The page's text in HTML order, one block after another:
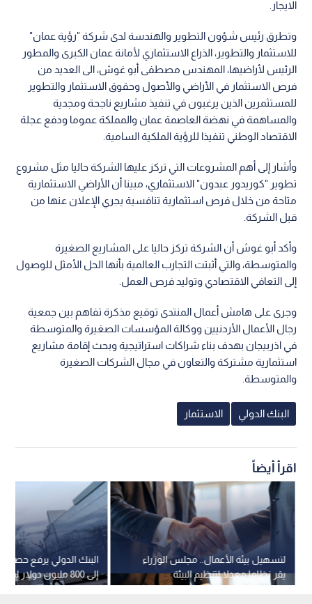
الايجار.
وتطرق رئيس شؤون التطوير والهندسة لدى شركة "رؤية عمان"
للاستثمار والتطوير، الذراع الاستثماري لأمانة عمان الكبرى والمطور
الرئيس لأراضيها، المهندس مصطفى أبو غوش، الى العديد من
فرص الاستثمار في الأراضي والأصول وحقوق الاستثمار والتطوير
للمستثمرين الذين يرغبون في تنفيذ مشاريع ناجحة ومجدية
والمساهمة في نهضة العاصمة عمان والمملكة عموما ودفع عجلة
الاقتصاد الوطني تنفيذا للرؤية الملكية السامية.
وأشار إلى أهم المشروعات التي تركز عليها الشركة حاليا مثل مشروع
تطوير "كوريدور عبدون" الاستثماري، مبينا أن الأراضي الاستثمارية
متاحة من خلال فرص استثمارية تنافسية يجري الإعلان عنها من
قبل الشركة.
وأكد أبو غوش أن الشركة تركز حاليا على المشاريع الصغيرة
والمتوسطة، والتي أثبتت التجارب العالمية بأنها الحل الأمثل للوصول
إلى التعافي الاقتصادي وتوليد فرص العمل.
وجرى على هامش أعمال المنتدى توقيع مذكرة تفاهم بين جمعية
رجال الأعمال الأردنيين ووكالة المؤسسات الصغيرة والمتوسطة
في اذربيجان بهدف بناء شراكات استراتيجية وبحث إقامة مشاريع
استثمارية مشتركة والتعاون في مجال الشركات الصغيرة
والمتوسطة.
البنك الدولي الاستثمار
اقرأ أيضاً
البنك الدولي يرفع حصة
إلى 800 مليون دولار
الحرب
لتسهيل بيئة الأعمال.. مجلس الوزراء
يقر نظاما معدلا لتنظيم البيئة
الاستثمارية